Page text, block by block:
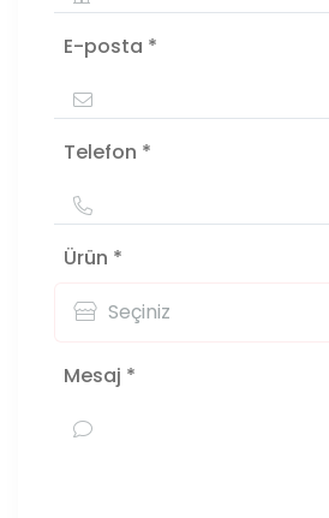
E-posta *
Telefon *
Ürün *
Mesaj *